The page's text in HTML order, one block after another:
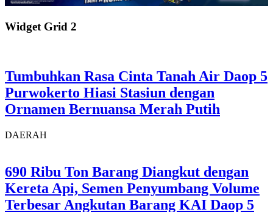
Widget Grid 2
Tumbuhkan Rasa Cinta Tanah Air Daop 5
Purwokerto Hiasi Stasiun dengan
Ornamen Bernuansa Merah Putih
DAERAH
690 Ribu Ton Barang Diangkut dengan
Kereta Api, Semen Penyumbang Volume
Terbesar Angkutan Barang KAI Daop 5